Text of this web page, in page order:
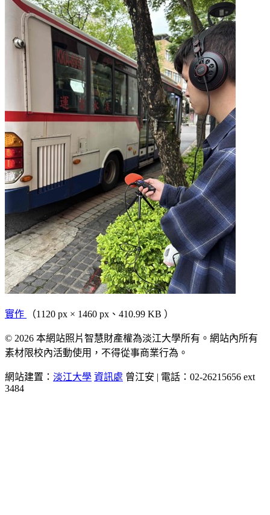
實作 （1120 px × 1460 px、410.99 KB ）
© 2026 本網站照片智慧財產權為淡江大學所有。網站內所有
素材限校內活動使用，不得從事商業行為。
網站建置： 淡江大學 資訊處 曾江安 | 電話：02-26215656 ext
3484